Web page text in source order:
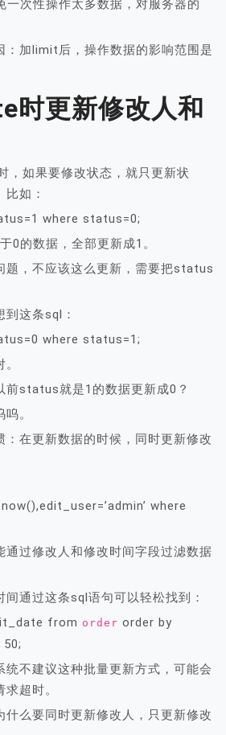
次性操作太多数据，对服务器的
：加limit后，操作数据的影响范围是
时更新修改人和
，如果要修改状态，就只更新状
如：
where status=0;
0的数据，全部更新成1。
题，不应该这么更新，需要把status
这条sql：
where status=1;
前status就是1的数据更新成0？
。
：在更新数据的时候，同时更新修改
where
通过修改人和修改时间字段过滤数据
间通过这条sql语句可以轻松找到：
from order order by
统不建议这种批量更新方式，可能会
超时。
什么要同时更新修改人，只更新修改